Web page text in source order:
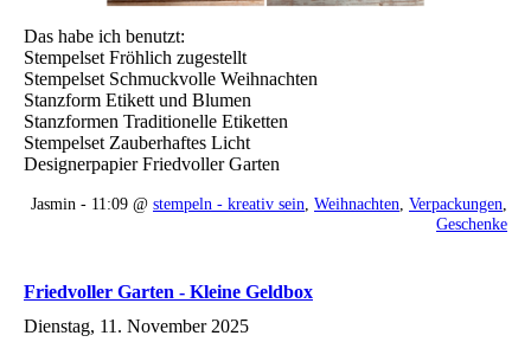
Das habe ich benutzt:
Stempelset Fröhlich zugestellt
Stempelset Schmuckvolle Weihnachten
Stanzform Etikett und Blumen
Stanzformen Traditionelle Etiketten
Stempelset Zauberhaftes Licht
Designerpapier Friedvoller Garten
Jasmin - 11:09 @ stempeln - kreativ sein, Weihnachten, Verpackungen,
Geschenke
Friedvoller Garten - Kleine Geldbox
Dienstag, 11. November 2025